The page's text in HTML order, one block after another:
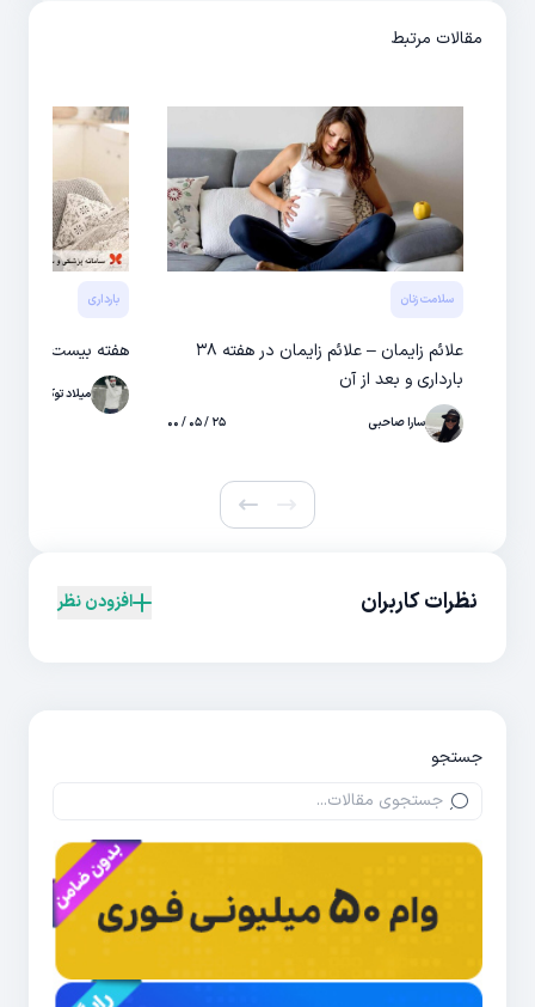
مقالات مرتبط
سلامت زنان
علائم زایمان – علائم زایمان در هفته ۳۸
بارداری و بعد از آن
سارا صاحبی ۲۵ / ۰۵ / ۰۰
بارداری
هفته بیست و
میلاد توکلی
نظرات کاربران افزودن نظر
جستجو